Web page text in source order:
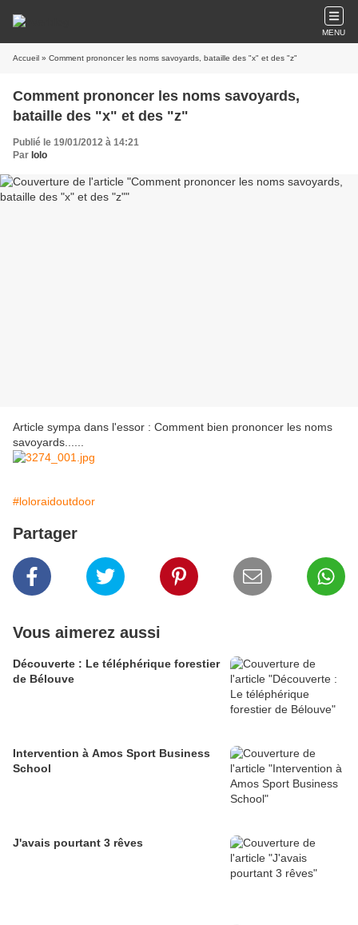
MENU
Accueil » Comment prononcer les noms savoyards, bataille des "x" et des "z"
Comment prononcer les noms savoyards,
bataille des "x" et des "z"
Publié le 19/01/2012 à 14:21
Par lolo
Article sympa dans l'essor : Comment bien prononcer les noms
savoyards......
#loloraidoutdoor
Partager
Vous aimerez aussi
Découverte : Le téléphérique forestier
de Bélouve
Intervention à Amos Sport Business
School
J'avais pourtant 3 rêves